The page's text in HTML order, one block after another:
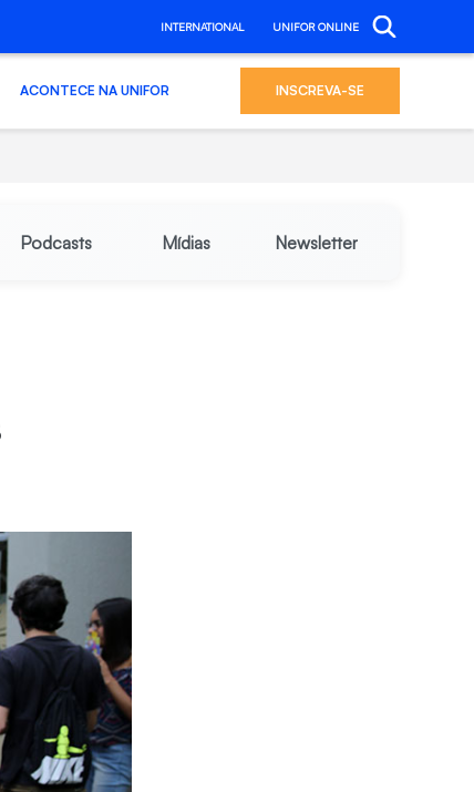
INTERNATIONAL UNIFOR ONLINE
ACONTECE NA UNIFOR INSCREVA-SE
Podcasts Mídias Newsletter